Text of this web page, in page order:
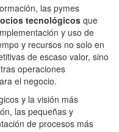
las pymes
tecnológicos que
y uso de
y recursos no solo en
de escaso valor, sino
operaciones
el negocio.
y la visión más
las pequeñas y
de procesos más